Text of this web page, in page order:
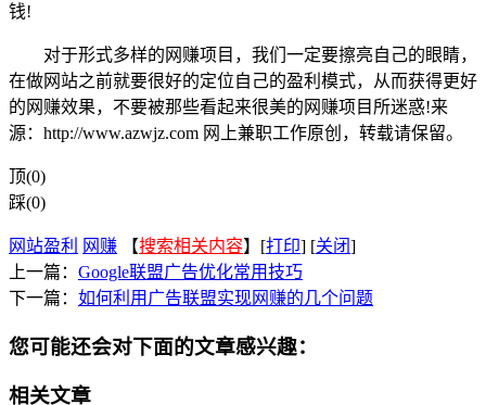
钱!
对于形式多样的网赚项目，我们一定要擦亮自己的眼睛，
在做网站之前就要很好的定位自己的盈利模式，从而获得更好
的网赚效果，不要被那些看起来很美的网赚项目所迷惑!来
源：http://www.azwjz.com 网上兼职工作原创，转载请保留。
顶(0)
踩(0)
网站盈利 网赚 【搜索相关内容】[打印] [关闭]
上一篇： Google联盟广告优化常用技巧
下一篇： 如何利用广告联盟实现网赚的几个问题
您可能还会对下面的文章感兴趣：
相关文章